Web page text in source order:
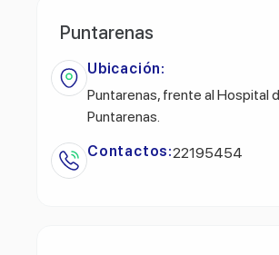
Puntarenas
Ubicación:
Puntarenas, frente al Hospital
Puntarenas.
Contactos:22195454